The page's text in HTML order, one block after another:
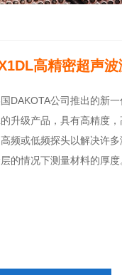
高精密超声波
DAKOTA公司推出的新
升级产品，具有高精度
频或低频探头以解决许
的情况下测量材料的厚度